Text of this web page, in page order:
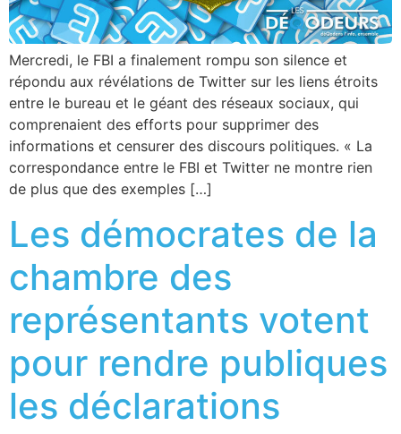
Mercredi, le FBI a finalement rompu son silence et
répondu aux révélations de Twitter sur les liens étroits
entre le bureau et le géant des réseaux sociaux, qui
comprenaient des efforts pour supprimer des
informations et censurer des discours politiques. « La
correspondance entre le FBI et Twitter ne montre rien
de plus que des exemples […]
Les démocrates de la
chambre des
représentants votent
pour rendre publiques
les déclarations